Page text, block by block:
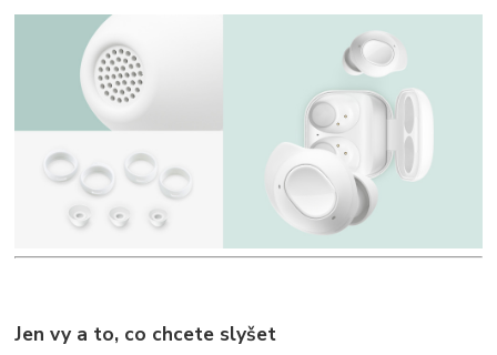
Jen vy a to, co chcete slyšet